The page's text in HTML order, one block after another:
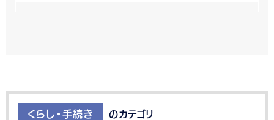
くらし・手続き のカテゴリ